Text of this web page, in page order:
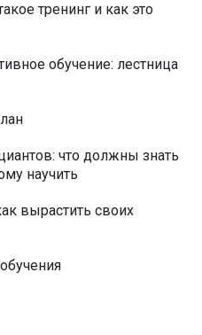
тренинг и как это
обучение: лестница
что должны знать
научить
вырастить своих